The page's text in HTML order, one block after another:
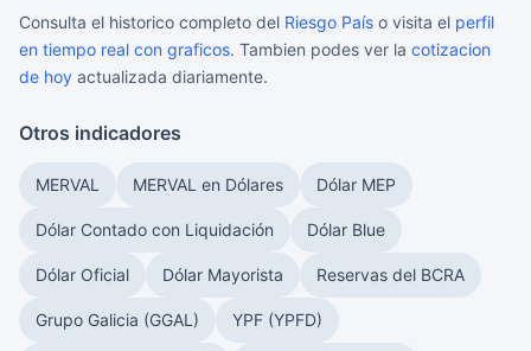
Consulta el historico completo del Riesgo País o visita el perfil
en tiempo real con graficos. Tambien podes ver la cotizacion
de hoy actualizada diariamente.
Otros indicadores
MERVAL MERVAL en Dólares Dólar MEP
Dólar Contado con Liquidación Dólar Blue
Dólar Oficial Dólar Mayorista Reservas del BCRA
Grupo Galicia (GGAL) YPF (YPFD)